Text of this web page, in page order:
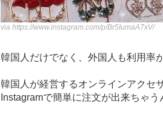
via https://www.instagram.com/p/Br5IumaA7xV/
韓国人だけでなく、外国人も利用率
韓国人が経営するオンラインアクセ
Instagramで簡単に注文が出来ちゃう